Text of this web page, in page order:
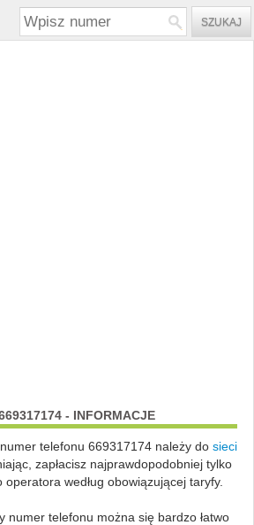
- INFORMACJE
telefonu 669317174 należy do sieci
zapłacisz najprawdopodobniej tylko
operatora według obowiązującej taryfy.
numer telefonu można się bardzo łatwo